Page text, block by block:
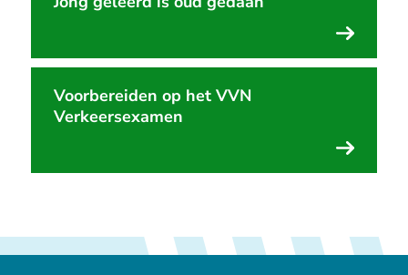
de
Voorbereiden op het VVN
Verkeersexamen